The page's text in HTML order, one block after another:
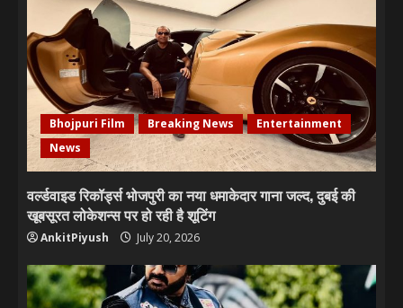
Bhojpuri Film Breaking News
Entertainment
News
वर्ल्डवाइड रिकॉर्ड्स भोजपुरी का नया धमाकेदार गाना जल्द, दुबई की
खूबसूरत लोकेशन्स पर हो रही है शूटिंग
AnkitPiyush July 20, 2026